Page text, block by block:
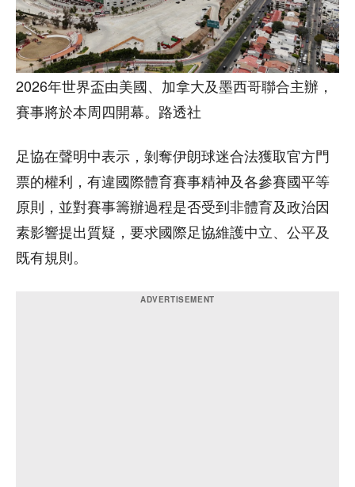
2026年世界盃由美國、加拿大及墨西哥聯合主辦，
賽事將於本周四開幕。路透社
足協在聲明中表示，剝奪伊朗球迷合法獲取官方門
票的權利，有違國際體育賽事精神及各參賽國平等
原則，並對賽事籌辦過程是否受到非體育及政治因
素影響提出質疑，要求國際足協維護中立、公平及
既有規則。